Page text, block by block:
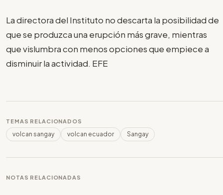
La directora del Instituto no descarta la posibilidad de
que se produzca una erupción más grave, mientras
que vislumbra con menos opciones que empiece a
disminuir la actividad. EFE
TEMAS RELACIONADOS
volcan sangay volcan ecuador Sangay
NOTAS RELACIONADAS